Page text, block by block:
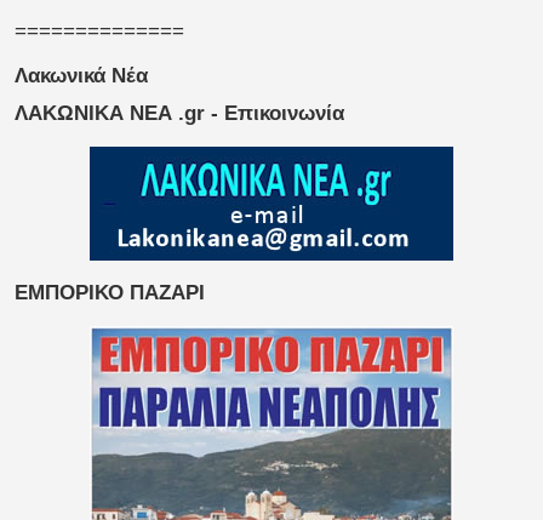
==============
Λακωνικά Νέα
ΛΑΚΩΝΙΚΑ ΝΕΑ .gr - Επικοινωνία
ΕΜΠΟΡΙΚΟ ΠΑΖΑΡΙ